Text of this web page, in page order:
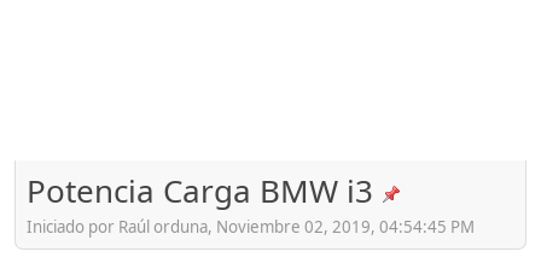
Potencia Carga BMW i3
Iniciado por Raúl orduna, Noviembre 02, 2019, 04:54:45 PM